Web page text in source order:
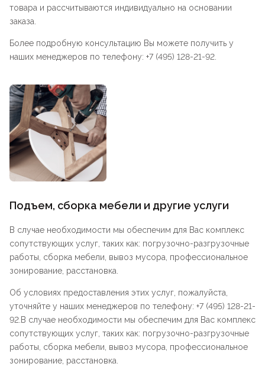
товара и рассчитываются индивидуально на основании
заказа.
Более подробную консультацию Вы можете получить у
наших менеджеров по телефону: +7 (495) 128-21-92.
Подъем, сборка мебели и другие услуги
В случае необходимости мы обеспечим для Вас комплекс
сопутствующих услуг, таких как: погрузочно-разгрузочные
работы, сборка мебели, вывоз мусора, профессиональное
зонирование, расстановка.
Об условиях предоставления этих услуг, пожалуйста,
уточняйте у наших менеджеров по телефону: +7 (495) 128-21-
92.В случае необходимости мы обеспечим для Вас комплекс
сопутствующих услуг, таких как: погрузочно-разгрузочные
работы, сборка мебели, вывоз мусора, профессиональное
зонирование, расстановка.